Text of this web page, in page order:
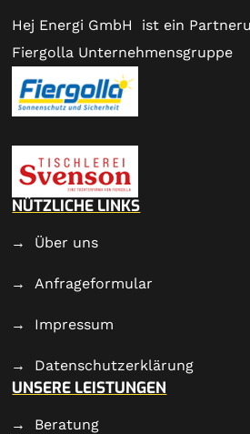
Hej Energi GmbH ist ein
Fiergolla Unternehmensgruppe
NÜTZLICHE LINKS
Über uns
Anfrageformular
Impressum
Datenschutzerklärung
UNSERE LEISTUNGEN
Beratung